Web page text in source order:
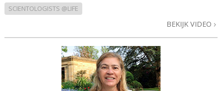
SCIENTOLOGISTS @LIFE
BEKIJK VIDEO